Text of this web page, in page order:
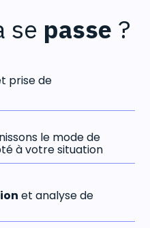
se passe ?
prise de
le mode de
à votre situation
et analyse de